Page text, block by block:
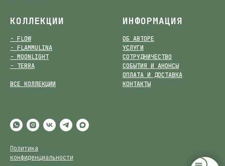
КОЛЛЕКЦИИ
- FLOW
- FLAMMULINA
- MOONLIGHT
- TERRA
ВСЕ КОЛЛЕКЦИИ
ИНФОРМАЦИЯ
ОБ АВТОРЕ
УСЛУГИ
СОТРУДНИЧЕСТВО
СОБЫТИЯ И АНОНСЫ
ОПЛАТА И ДОСТАВКА
КОНТАКТЫ
Политика
конфиденциальности